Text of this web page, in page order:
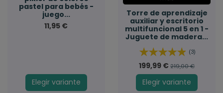
pastel para bebés -
juego...
11,95 €
Elegir variante
Torre de aprendizaje
auxiliar y escritorio
multifuncional 5 en 1 -
Juguete de madera...
(3)
199,99 €219,00 €
Elegir variante